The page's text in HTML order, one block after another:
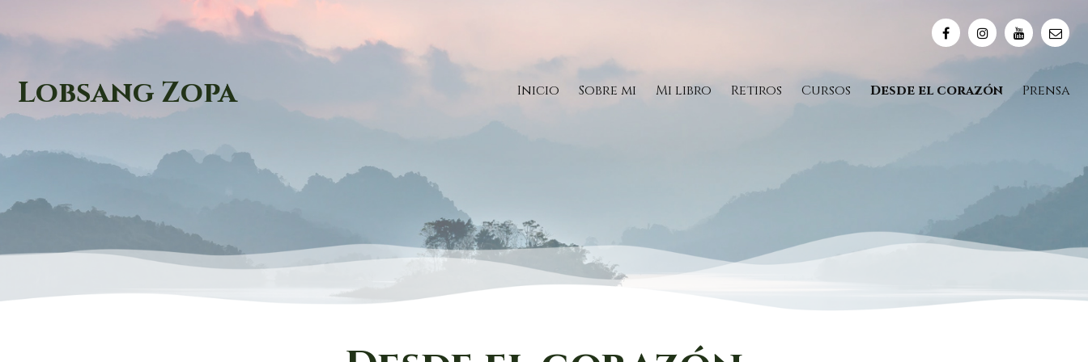
Lobsang Zopa Inicio Sobre mi Mi libro Retiros Cursos Desde el corazón Prensa